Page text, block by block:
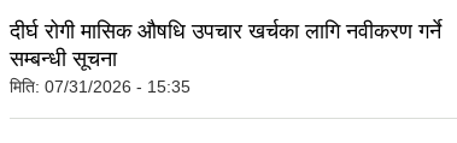
दीर्घ रोगी मासिक औषधि उपचार खर्चका लागि नवीकरण गर्ने
सम्बन्धी सूचना
मिति: 07/31/2026 - 15:35